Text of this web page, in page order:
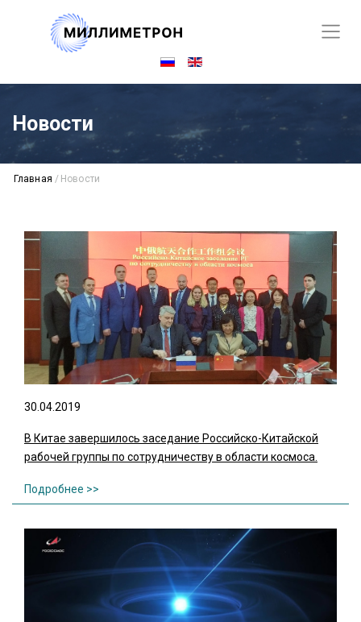
Новости
Главная / Новости
30.04.2019
В Китае завершилось заседание Российско-Китайской
рабочей группы по сотрудничеству в области космоса.